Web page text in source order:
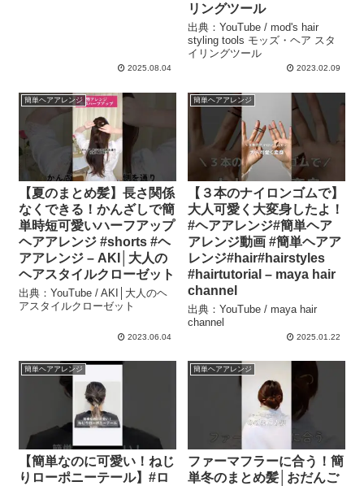
2025.08.04
リングツール
出典：YouTube / mod's hair
styling tools モッズ・ヘア スタ
イリングツール
2023.02.09
簡単ヘアアレンジ
【夏のまとめ髪】長さ関係
なくできる！かんざしで簡
単時短可愛いハーフアップ
ヘアアレンジ #shorts #ヘ
アアレンジ – AKI│大人の
ヘアスタイルクローゼット
出典：YouTube / AKI│大人のヘ
アスタイルクローゼット
2023.06.04
簡単ヘアアレンジ
【３本のナイロンゴムで】
大人可愛く大変身したよ！
#ヘアアレンジ#簡単ヘア
アレンジ動画 #簡単ヘアア
レンジ#hair#hairstyles
#hairtutorial – maya hair
channel
出典：YouTube / maya hair
channel
2025.01.22
簡単ヘアアレンジ
【簡単なのに可愛い！ねじ
りローポニーテール】#ロ
簡単ヘアアレンジ
ファーマフラーに合う！簡
単冬のまとめ髪│おだんご